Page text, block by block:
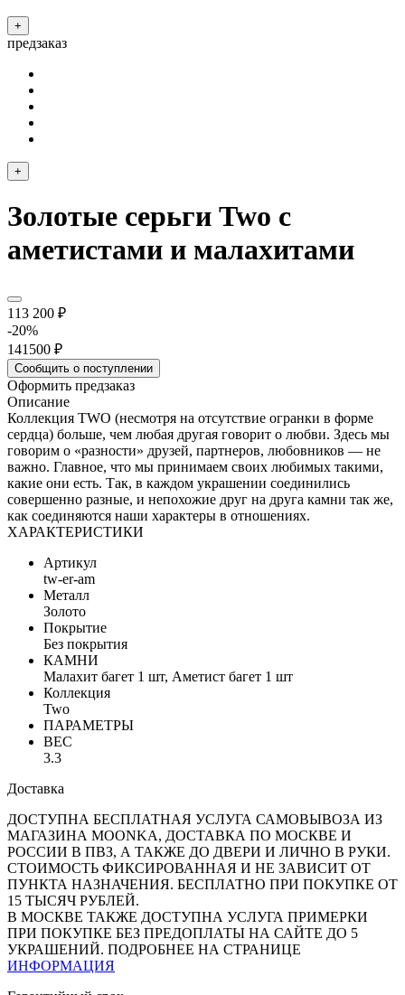
+
предзаказ
+
Золотые серьги Two с
аметистами и малахитами
113 200 ₽
-20%
141500 ₽
Сообщить о поступлении
Оформить предзаказ
Описание
Коллекция TWO (несмотря на отсутствие огранки в форме
сердца) больше, чем любая другая говорит о любви. Здесь мы
говорим о «разности» друзей, партнеров, любовников — не
важно. Главное, что мы принимаем своих любимых такими,
какие они есть. Так, в каждом украшении соединились
совершенно разные, и непохожие друг на друга камни так же,
как соединяются наши характеры в отношениях.
ХАРАКТЕРИСТИКИ
Артикул
tw-er-am
Металл
Золото
Покрытие
Без покрытия
КАМНИ
Малахит багет 1 шт, Аметист багет 1 шт
Коллекция
Two
ПАРАМЕТРЫ
ВЕС
3.3
Доставка
ДОСТУПНА БЕСПЛАТНАЯ УСЛУГА САМОВЫВОЗА ИЗ
МАГАЗИНА MOONKA, ДОСТАВКА ПО МОСКВЕ И
РОССИИ В ПВЗ, А ТАКЖЕ ДО ДВЕРИ И ЛИЧНО В РУКИ.
СТОИМОСТЬ ФИКСИРОВАННАЯ И НЕ ЗАВИСИТ ОТ
ПУНКТА НАЗНАЧЕНИЯ. БЕСПЛАТНО ПРИ ПОКУПКЕ ОТ
15 ТЫСЯЧ РУБЛЕЙ.
В МОСКВЕ ТАКЖЕ ДОСТУПНА УСЛУГА ПРИМЕРКИ
ПРИ ПОКУПКЕ БЕЗ ПРЕДОПЛАТЫ НА САЙТЕ ДО 5
УКРАШЕНИЙ. ПОДРОБНЕЕ НА СТРАНИЦЕ
ИНФОРМАЦИЯ